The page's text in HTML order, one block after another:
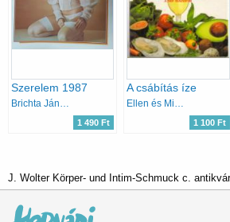
Szerelem 1987
Brichta János (szerk.)
1 490 Ft
A csábítás íze
Ellen és Michael Albertson
1 100 Ft
J. Wolter Körper- und Intim-Schmuck c.